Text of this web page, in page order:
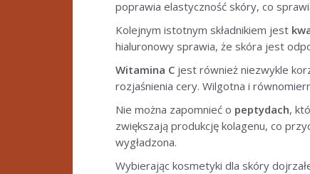
poprawia elastyczność skóry, co
Kolejnym istotnym składnikiem jest
hialuronowy sprawia, że skóra jest
Witamina C jest również niezwykle
rozjaśnienia cery. Wilgotna i
Nie można zapomnieć o peptydach,
zwiększają produkcję kolagenu, co
wygładzona.
Wybierając kosmetyki dla skóry